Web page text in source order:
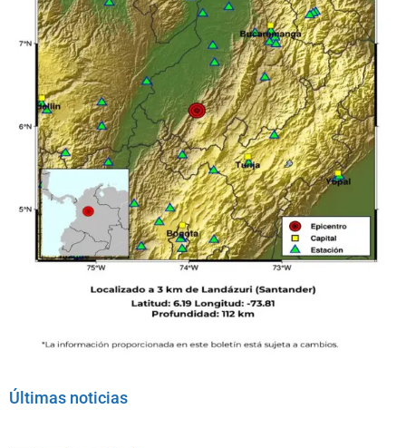
Últimas noticias